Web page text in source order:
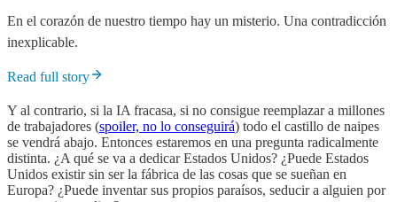
En el corazón de nuestro tiempo hay un misterio. Una contradicción
inexplicable.
Read full story
Y al contrario, si la IA fracasa, si no consigue reemplazar a millones
de trabajadores (spoiler, no lo conseguirá) todo el castillo de naipes
se vendrá abajo. Entonces estaremos en una pregunta radicalmente
distinta. ¿A qué se va a dedicar Estados Unidos? ¿Puede Estados
Unidos existir sin ser la fábrica de las cosas que se sueñan en
Europa? ¿Puede inventar sus propios paraísos, seducir a alguien por